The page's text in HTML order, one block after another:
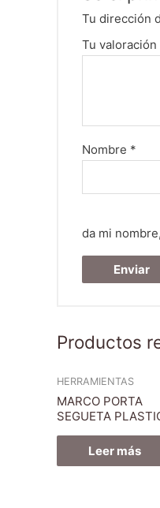
Tu dirección
Tu valoración
Nombre *
da mi
Productos
HERRAMIENTAS
MARCO PORTA
SEGUETA
Leer más